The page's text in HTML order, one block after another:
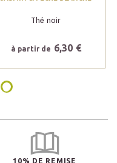
Thé noir
à partir de 6,30 €
10% DE REMISE